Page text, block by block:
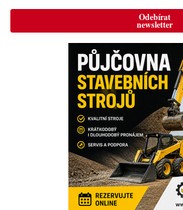
Odebírat
newsletter